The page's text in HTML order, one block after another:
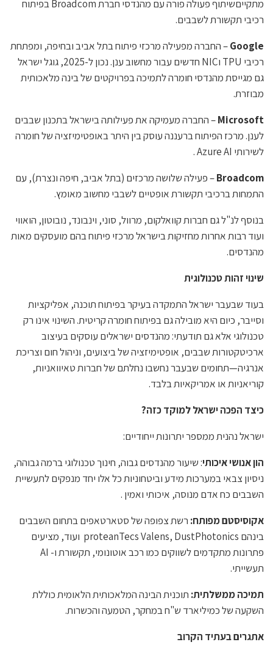
מתקייםשיתוף פעולה פורה עם מהנדסי חברת Broadcom בפיתוח
רכיבי תקשורת לשבבים.
Google– החברה מפעילה מרכזי פיתוח בתל אביב ובחיפה, ומפתחת
רכיבי TPU וNIC חדשים עבור מחשוב ענן. נכון ל-2025, גוגל ישראל
גם מגייסת מהנדסי חומרה לתמיכה בפרויקטים של בינה מלאכותית
מבוזרת.
Microsoft– החברה מעמיקה את פעילותה בישראל בתכנון שבבים
לענן. מרכז הפיתוח ברעננה עוסק בין היתר באופטימיזציה של חומרה
לשירותי Azure AI .
Broadcom– פעילה שלושה מרכזים (בתל אביב, חיפה ונצרת), עם
התמחות ברכיבי תקשורת אופטיים לשבבי מחשוב מאומץ.
בנוסף לנ"ל גם חברות קוואלקום, מרוול, סוני, וינבונד, נובוטון, הואווי
ועוד רבות אחרות מחזיקות בישראל מרכזי פיתוח בהם מועסקים מאות
מהנדסים.
שינוי זהות טכנולוגית
בעוד שבעבר ישראל התמקדה בעיקר בפיתוח תוכנה, אפליקציות
וסייבר, כיום היא מובילה גם בפיתוח חומרה קריטית. השינוי אינו רק
טכנולוגי אלא גם תודעתי: מהנדסים ישראלים עוסקים בעיצוב
ארכיטקטורות שבבים, אופטימיזציה של ביצועים, וניהול חום וצריכת
אנרגיה—תחומים שבעבר נחשבו נחלתם של חברות טאיוואניות,
קוריאניות או אמריקאיות בלבד.
כיצד הפכה ישראל למוקד כזה?
ישראל נהנית ממספר יתרונות ייחודיים:
הון אנושי איכותי: שיעור מהנדסים גבוה, חינוך טכנולוגי ברמה גבוהה,
ניסיון צבאי במערכות מידע וביטחוניות כל אלו יחד מנפקים לתעשיית
השבבים כח אדם מנוסה, איכותי ואמין .
אקוסיסטם מפותח: רשת צפופה של סטארטאפים בתחום השבבים
בינהם proteanTecs Valens, DustPhotonics ועוד, מציעים
פתרונות מתקדמים לשווקים כמו רכב אוטונומי, תקשורת ו- AI
תעשייתי.
תמיכה ממשלתית: תוכנית הבינה המלאכותית הלאומית כוללת
השקעה של כמיליארד ש"ח במחקר, הטמעה והכשרות.
אתגרים בעתיד הקרוב